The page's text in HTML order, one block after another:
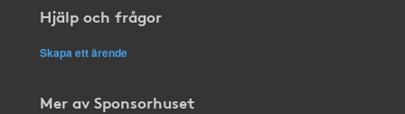
Hjälp och frågor
Skapa ett ärende
Mer av Sponsorhuset